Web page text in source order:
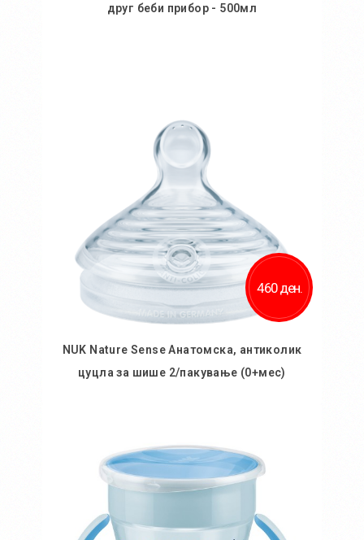
друг беби прибор - 500мл
460 ден.
NUK Nature Sense Анатомска, антиколик
цуцла за шише 2/пакување (0+мес)